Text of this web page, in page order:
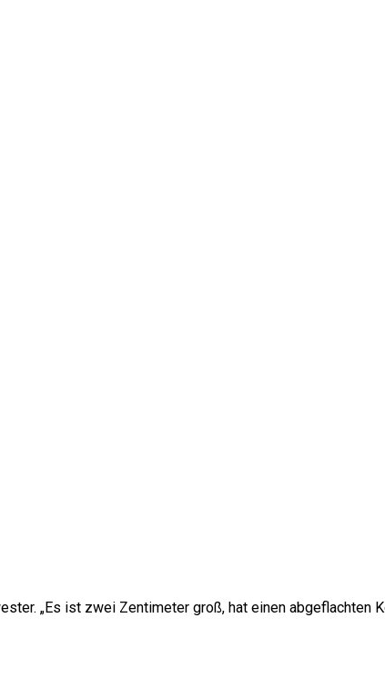
„Es ist zwei Zentimeter groß, hat einen abgeflachten